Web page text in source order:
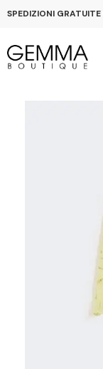
SPEDIZIONI GRATUITE